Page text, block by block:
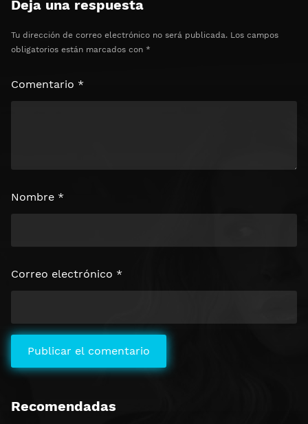
Deja una respuesta
Tu dirección de correo electrónico no será publicada. Los campos
obligatorios están marcados con *
Comentario *
Nombre *
Correo electrónico *
Recomendadas